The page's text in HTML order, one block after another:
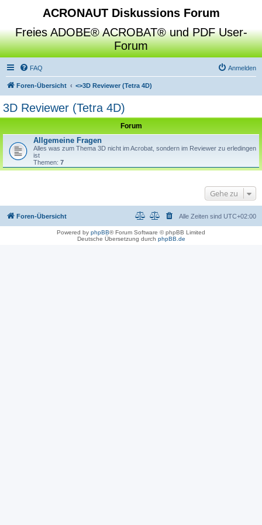
ACRONAUT Diskussions Forum
Freies ADOBE® ACROBAT® und PDF User-
Forum
FAQ Anmelden
Foren-Übersicht <>3D Reviewer (Tetra 4D)
3D Reviewer (Tetra 4D)
Forum
Allgemeine Fragen
Alles was zum Thema 3D nicht im Acrobat, sondern im Reviewer zu erledingen
ist
Themen: 7
Gehe zu
Foren-Übersicht Alle Zeiten sind UTC+02:00
Powered by phpBB® Forum Software © phpBB Limited
Deutsche Übersetzung durch phpBB.de